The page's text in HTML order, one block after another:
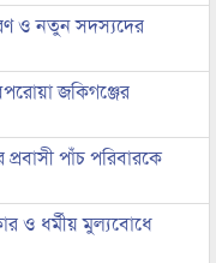
ও নতুন সদস্যদের
জকিগঞ্জের
পাঁচ পরিবারকে
ও ধর্মীয় মুল্যবোধে